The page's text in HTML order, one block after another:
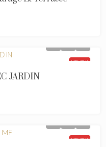
VENDU
JARDIN
VENDU